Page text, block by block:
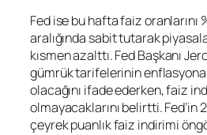
Fedise bu haftafaizoranlarını
aralığında sabit tutarak
kısmen azalttı. Fed Başkanı
gümrük tarifelerinin
olacağını ifade ederken, faiz
olmayacaklarını belirtti. Fed’in
çeyrek puanlık faiz indirimi